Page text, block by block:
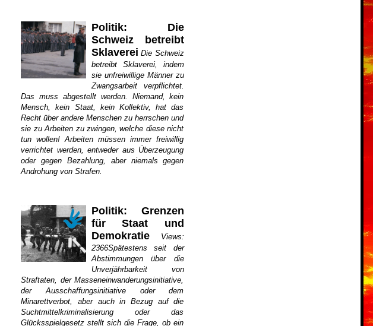
Politik: Die
Schweiz betreibt
Sklaverei Die Schweiz
betreibt Sklaverei, indem
sie unfreiwillige Männer zu
Zwangsarbeit verpflichtet.
Das muss abgestellt werden. Niemand, kein
Mensch, kein Staat, kein Kollektiv, hat das
Recht über andere Menschen zu herrschen und
sie zu Arbeiten zu zwingen, welche diese nicht
tun wollen! Arbeiten müssen immer freiwillig
verrichtet werden, entweder aus Überzeugung
oder gegen Bezahlung, aber niemals gegen
Androhung von Strafen.
Politik: Grenzen
für Staat und
Demokratie
Views:
2366Spätestens seit der
Abstimmungen über die
Unverjährbarkeit von
Straftaten, der Masseneinwanderungsinitiative,
der Ausschaffungsinitiative oder dem
Minarettverbot, aber auch in Bezug auf die
Suchtmittelkriminalisierung oder das
Glücksspielgesetz stellt sich die Frage, ob ein